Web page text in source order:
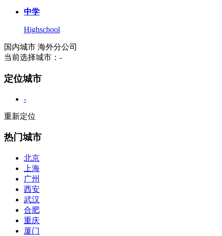
中学
Highschool
国内城市 海外分公司
当前选择城市： -
定位城市
-
重新定位
热门城市
北京
上海
广州
西安
武汉
合肥
重庆
厦门